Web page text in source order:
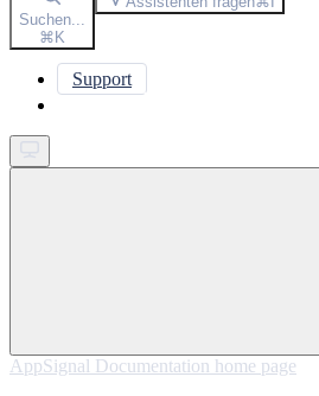
Suchen...
⌘K
Support
AppSignal Documentation home page